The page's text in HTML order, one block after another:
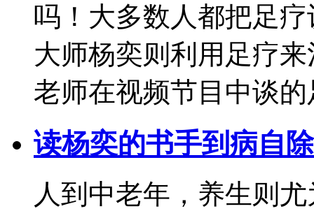
吗！大多数人都把足
大师杨奕则利用足疗
老师在视频节目中谈
读杨奕的书手到病自
人到中老年，养生则